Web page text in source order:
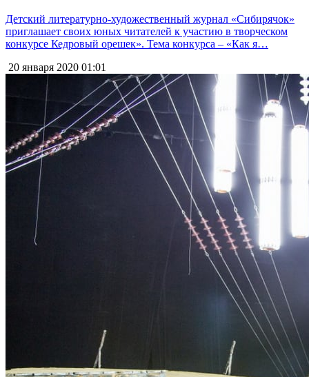
Детский литературно-художественный журнал «Сибирячок»
приглашает своих юных читателей к участию в творческом
конкурсе Кедровый орешек». Тема конкурса – «Как я…
20 января 2020 01:01